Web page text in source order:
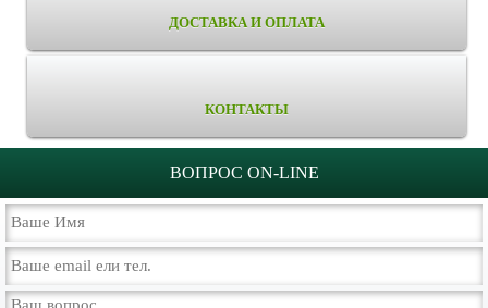
ДОСТАВКА И ОПЛАТА
КОНТАКТЫ
ВОПРОС ON-LINE